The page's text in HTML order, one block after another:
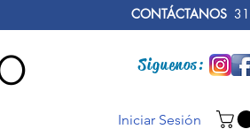
CONTÁCTANOS
Siguenos:
Iniciar Sesión